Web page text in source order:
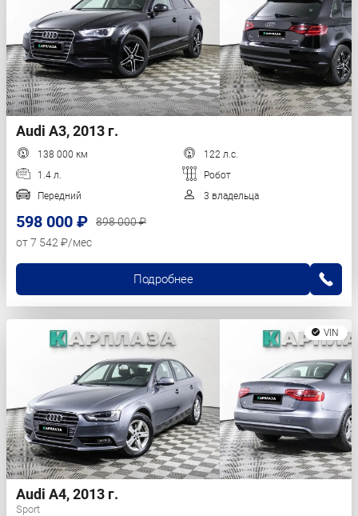
Audi A3, 2013 г.
138 000 км
122 л.с.
1.4 л.
Робот
Передний
3 владельца
598 000 ₽
898 000 ₽
от 7 542 ₽/мес
Подробнее
VIN
Audi A4, 2013 г.
Sport